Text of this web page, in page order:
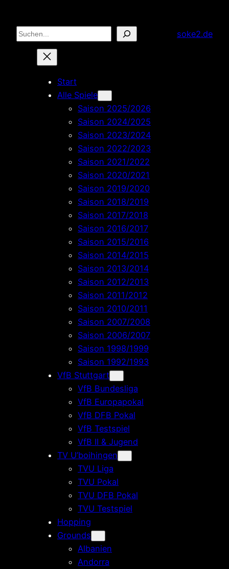
Inhalt
springen
Suchen soke2.de
Start
Alle Spiele
Saison 2025/2026
Saison 2024/2025
Saison 2023/2024
Saison 2022/2023
Saison 2021/2022
Saison 2020/2021
Saison 2019/2020
Saison 2018/2019
Saison 2017/2018
Saison 2016/2017
Saison 2015/2016
Saison 2014/2015
Saison 2013/2014
Saison 2012/2013
Saison 2011/2012
Saison 2010/2011
Saison 2007/2008
Saison 2006/2007
Saison 1998/1999
Saison 1992/1993
VfB Stuttgart
VfB Bundesliga
VfB Europapokal
VfB DFB Pokal
VfB Testspiel
VfB II & Jugend
TV U’boihingen
TVU Liga
TVU Pokal
TVU DFB Pokal
TVU Testspiel
Hopping
Grounds
Albanien
Andorra